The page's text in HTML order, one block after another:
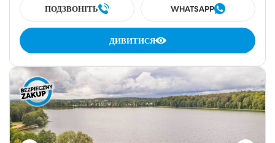
ПОДЗВОНІТЬ WHATSAPP
ДИВИТИСЯ